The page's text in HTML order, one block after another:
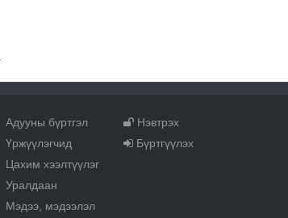
Адууны бүртгэл
Үржүүлэгчид
Цахим хээлтүүлэг
Уралдаан
Мэдээ, мэдээлэл
Нэвтрэх
Бүртгүүлэх